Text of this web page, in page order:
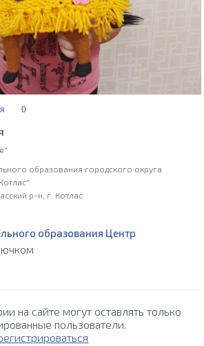
0
образования городского округа
р-н, г. Котлас
образования Центр
на сайте могут оставлять только
пользователи.